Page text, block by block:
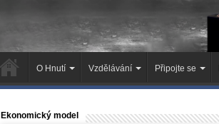
O Hnutí Vzdělávání Připojte se
Ekonomický model